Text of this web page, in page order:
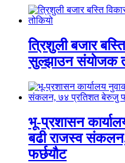
त्रिशुली बजार
सुल्झाउन संयोजक
भू-प्रशासन
बढी राजस्व
फर्छयौट